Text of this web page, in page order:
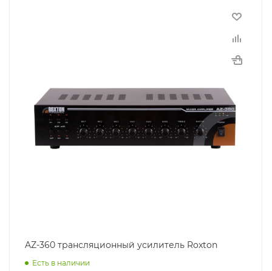
AZ-360 трансляционный усилитель Roxton
Есть в наличии